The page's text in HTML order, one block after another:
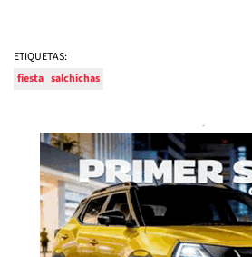
ETIQUETAS:
fiesta salchichas